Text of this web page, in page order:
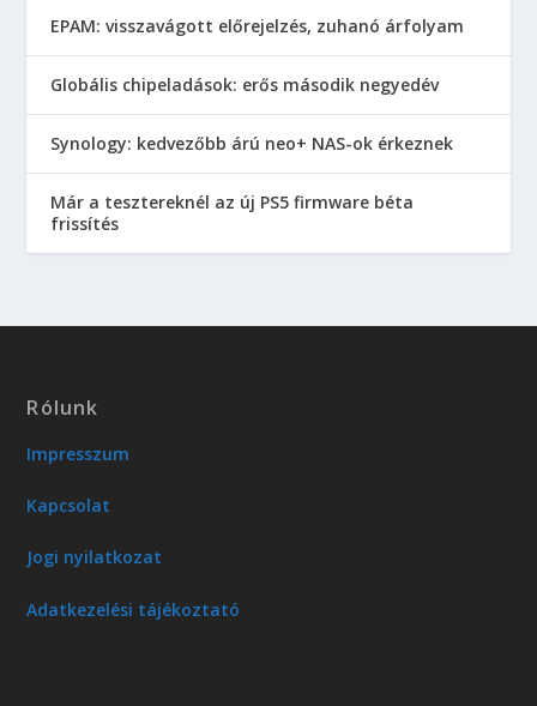
EPAM: visszavágott előrejelzés, zuhanó árfolyam
Globális chipeladások: erős második negyedév
Synology: kedvezőbb árú neo+ NAS-ok érkeznek
Már a tesztereknél az új PS5 firmware béta
frissítés
Rólunk
Impresszum
Kapcsolat
Jogi nyilatkozat
Adatkezelési tájékoztató